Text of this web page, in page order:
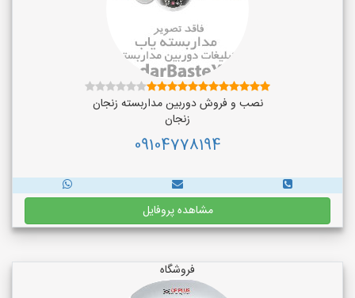
نصب و فروش دوربین مداربسته زنجان
زنجان
09104778194
مشاهده پروفایل
فروشگاه